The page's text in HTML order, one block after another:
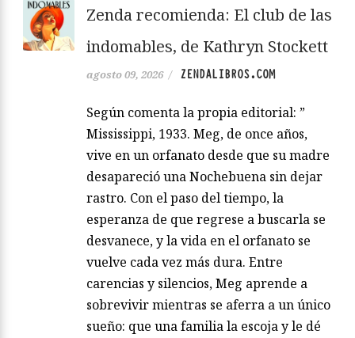
Zenda recomienda: El club de las
indomables, de Kathryn Stockett
agosto 09, 2026 / ZENDALIBROS.COM
Según comenta la propia editorial: ”
Mississippi, 1933. Meg, de once años,
vive en un orfanato desde que su madre
desapareció una Nochebuena sin dejar
rastro. Con el paso del tiempo, la
esperanza de que regrese a buscarla se
desvanece, y la vida en el orfanato se
vuelve cada vez más dura. Entre
carencias y silencios, Meg aprende a
sobrevivir mientras se aferra a un único
sueño: que una familia la escoja y le dé